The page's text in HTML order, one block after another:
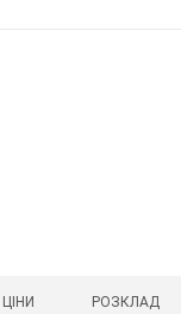
ЦІНИ РОЗКЛАД